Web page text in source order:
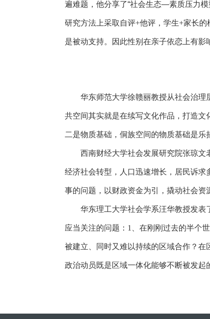
遍难题，他分享了“社会生态—素质压力
研究方法上采取自评+他评，学生+家长的
是被动支持。因此性别在亲子依恋上有影
华东师范大学徐赣丽教授从社会治
共空间其实就是在续写文化作品，打造
二是物质基础，侗族空间的物质基础是
西南财经大学社会发展研究院张琼
经济社会转型，人口迅速增长，居民诉
事的问题，以财政资金为引，撬动社会资
华东理工大学社会学系汪华教授发
应当关注的问题： 1 、在刚刚过去的半个
被建立、同时又难以持续的区域合作？在
政治动员既是区域一体化能够不断被发起